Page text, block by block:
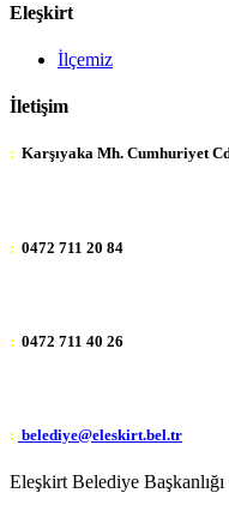
Eleşkirt
İlçemiz
İletişim
: Karşıyaka Mh. Cumhuriyet
: 0472 711 20 84
: 0472 711 40 26
: belediye@eleskirt.bel.tr
Eleşkirt Belediye